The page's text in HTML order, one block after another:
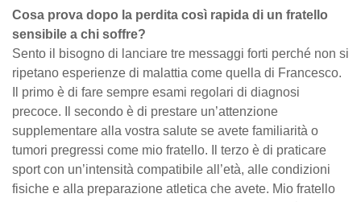
Cosa prova dopo la perdita così rapida di un fratello
sensibile a chi soffre?
Sento il bisogno di lanciare tre messaggi forti perché non si
ripetano esperienze di malattia come quella di Francesco.
Il primo è di fare sempre esami regolari di diagnosi
precoce. Il secondo è di prestare un’attenzione
supplementare alla vostra salute se avete familiarità o
tumori pregressi come mio fratello. Il terzo è di praticare
sport con un’intensità compatibile all’età, alle condizioni
fisiche e alla preparazione atletica che avete. Mio fratello